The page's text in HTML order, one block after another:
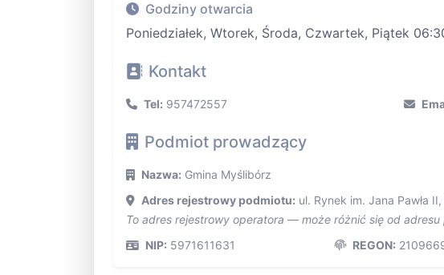
Godziny otwarcia
Poniedziałek, Wtorek, Środa, Czwartek, Piątek
Kontakt
Tel: 957472557
Podmiot prowadzący
Nazwa: Gmina Myślibórz
Adres rejestrowy podmiotu: ul. Rynek im. Jana Pawła
To adres rejestrowy operatora — może różnić się od
NIP: 5971611631 REGON: